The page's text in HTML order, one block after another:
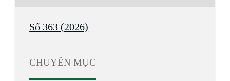
Số 363 (2026)
CHUYÊN MỤC